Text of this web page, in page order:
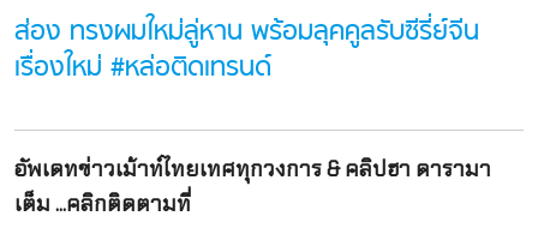
ส่อง ทรงผมใหม่ลู่หาน พร้อมลุคคูลรับซีรี่ย์จีน
เรื่องใหม่ #หล่อติดเทรนด์
อัพเดทข่าวเม้าท์ไทยเทศทุกวงการ & คลิปฮา ดารามา
เต็ม ...คลิกติดตามที่